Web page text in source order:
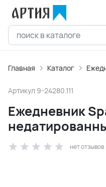
Главная Каталог
Артикул 9-24280.111
Ежедневник
нет отзывов